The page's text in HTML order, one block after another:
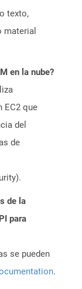
texto,
material
en la nube?
EC2 que
del
de
de la
para
se pueden
.